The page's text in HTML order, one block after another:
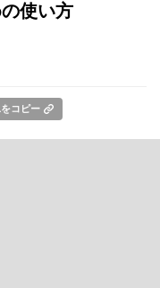
使い方
コピー